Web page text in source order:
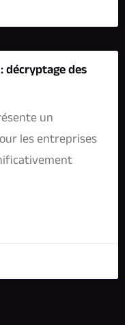
décryptage des
un
les entreprises